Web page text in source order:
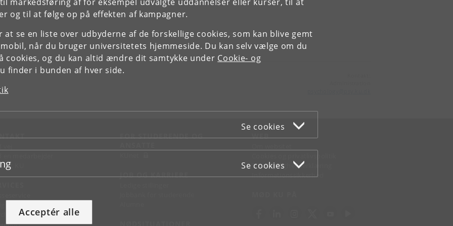
og til at følge op på effekten af kampagner.
at se en liste over udbyderne af de forskellige cookies, som kan blive gemt
når du bruger universitetets hjemmeside. Du kan selv vælge om du
cookies, og du kan altid ændre dit samtykke under Cookie- og
finder i bunden af hver side.
Se cookies
Se cookies
Acceptér alle
KU
FOR STUDERENDE OG
JOB OG KARRIERE
WEB
Tilgængelighedserklæring
Informationssikkerhed